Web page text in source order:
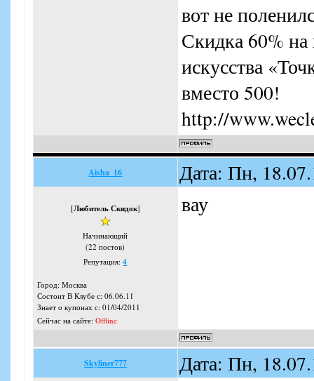
вот не
Скидка 60% на
искусства
вместо 500!
http://
Aisha_16 Дата: Пн,
[Любитель Скидок]
Начинающий
(22 постов)
Репутация:4
Город: Москва
Состоит В Клубе с: 06.06.11
Знает о купонах с: 01/04/2011
Сейчас на сайте: Offline
вау
Skyliner777 Дата: Пн,